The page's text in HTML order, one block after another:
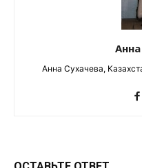
Анна Сухачева,